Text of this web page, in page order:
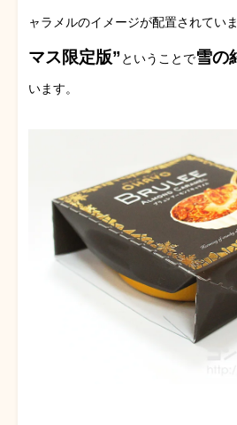
ャラメルのイメージが配置されてい
マス限定版”ということで雪の
います。